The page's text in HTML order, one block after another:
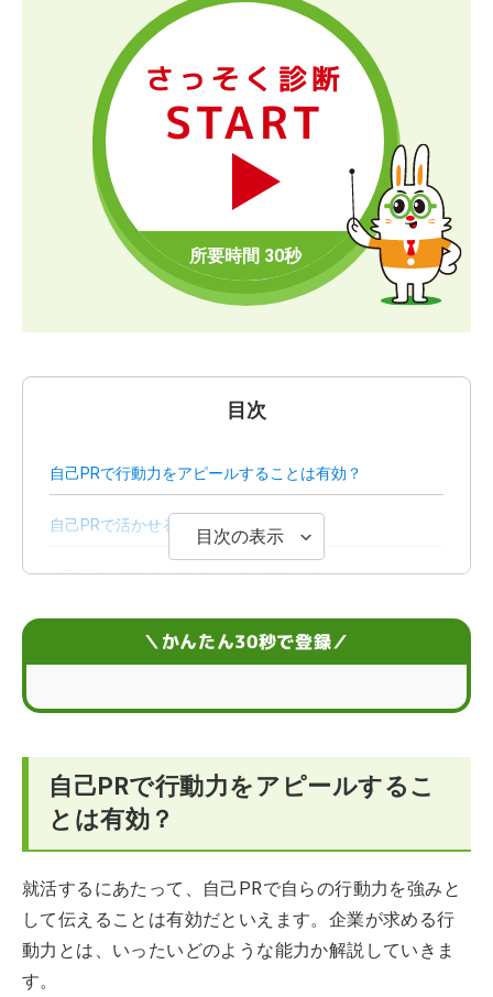
さっそく診断
START
目次
自己PRで行動力をアピールすることは有効？
自己PRで活かせる行動力の探し方
自己PRで行動力をアピールする際のポイント
自己PRで行動力をアピールし転職を成功に導こう！
自己PRの作成や伝え方などに関するQ&A
目次の表示
＼かんたん30秒で登録／
自己PRで行動力をアピールするこ
とは有効？
就活するにあたって、自己PRで自らの行動力を強みと
して伝えることは有効だといえます。企業が求める行
動力とは、いったいどのような能力か解説していきま
す。